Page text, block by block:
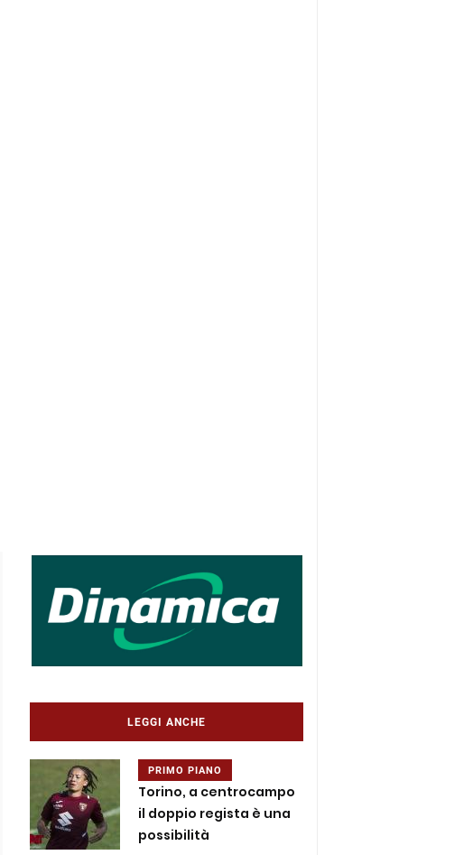
LEGGI ANCHE
PRIMO PIANO
Torino, a centrocampo
il doppio regista è una
possibilità